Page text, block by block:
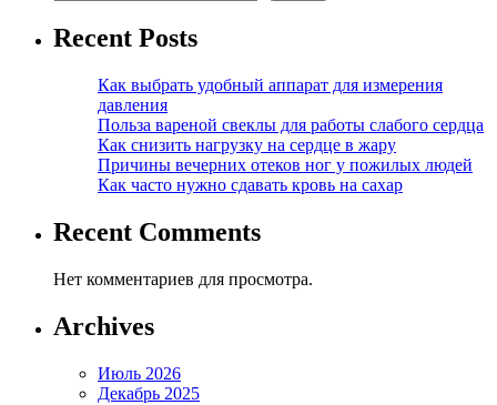
Recent Posts
Как выбрать удобный аппарат для измерения
давления
Польза вареной свеклы для работы слабого сердца
Как снизить нагрузку на сердце в жару
Причины вечерних отеков ног у пожилых людей
Как часто нужно сдавать кровь на сахар
Recent Comments
Нет комментариев для просмотра.
Archives
Июль 2026
Декабрь 2025